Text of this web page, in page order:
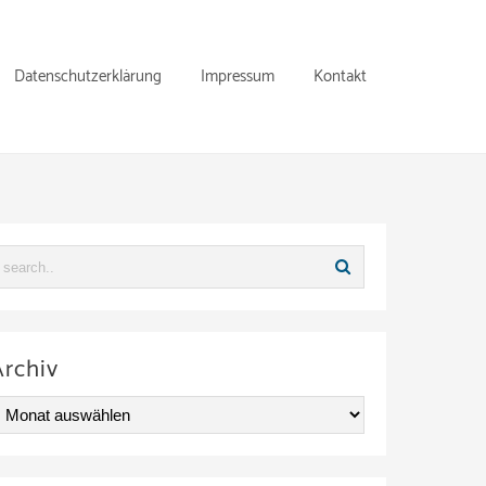
Datenschutzerklärung Impressum Kontakt